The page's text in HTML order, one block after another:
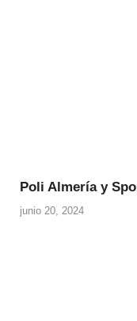
Poli Almería y
junio 20, 2024